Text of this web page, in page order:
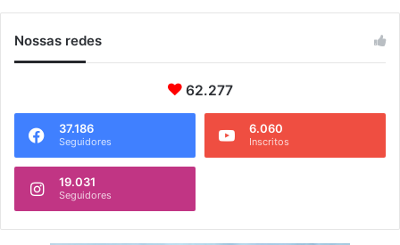
Nossas redes
62.277
37.186
Seguidores
6.060
Inscritos
19.031
Seguidores